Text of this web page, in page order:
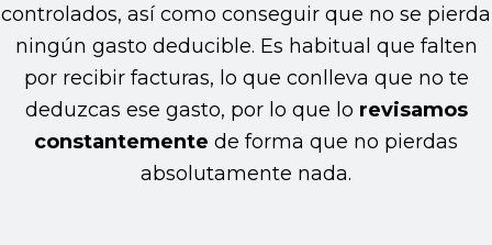
controlados, así como conseguir que no se pierda
ningún gasto deducible. Es habitual que falten
por recibir facturas, lo que conlleva que no te
deduzcas ese gasto, por lo que lo revisamos
constantemente de forma que no pierdas
absolutamente nada.